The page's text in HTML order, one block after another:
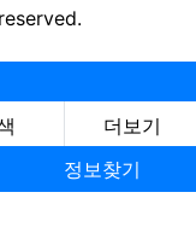
더보기
정보찾기